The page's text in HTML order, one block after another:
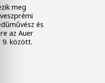
meg
és
az Auer
9. között.